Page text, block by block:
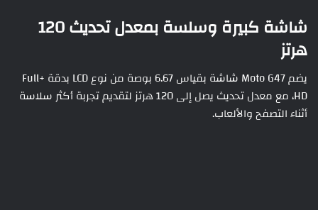
شاشة كبيرة وسلسة بمعدل تحديث 120
هرتز
يضم Moto G47 شاشة بقياس 6.67 بوصة من نوع LCD بدقة +Full
HD، مع معدل تحديث يصل إلى 120 هرتز لتقديم تجربة أكثر سلاسة
أثناء التصفح والألعاب.